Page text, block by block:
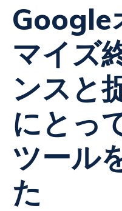
Google
マイズ
ンスと
にとっ
ツール
た